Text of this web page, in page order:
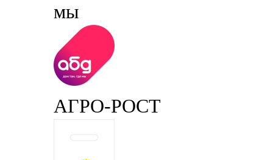
мы
АГРО-РОСТ